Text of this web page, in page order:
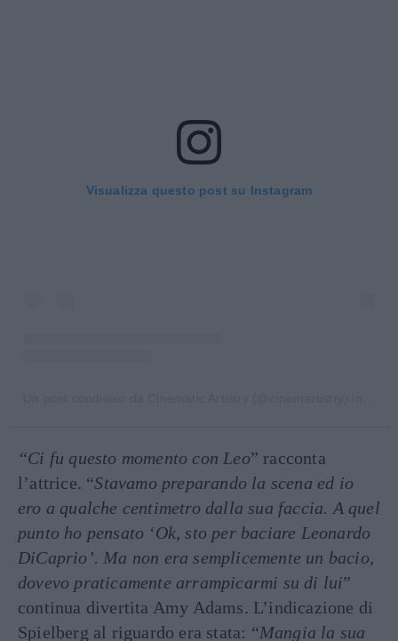
Visualizza questo post su Instagram
“Ci fu questo momento con Leo” racconta
l’attrice. “Stavamo preparando la scena ed io
ero a qualche centimetro dalla sua faccia. A quel
punto ho pensato ‘Ok, sto per baciare Leonardo
DiCaprio’. Ma non era semplicemente un bacio,
dovevo praticamente arrampicarmi su di lui”
continua divertita Amy Adams. L’indicazione di
Spielberg al riguardo era stata: “Mangia la sua